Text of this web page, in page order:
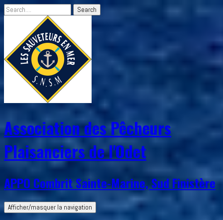
Association des Pêcheurs
Plaisanciers de l'Odet
APPO Combrit Sainte-Marine, Sud Finistère
Afficher/masquer la navigation